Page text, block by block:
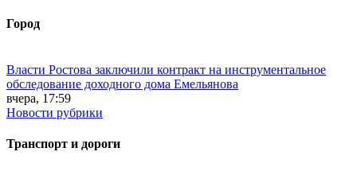
Город
Власти Ростова заключили контракт на инструментальное
обследование доходного дома Емельянова
вчера, 17:59
Новости рубрики
Транспорт и дороги